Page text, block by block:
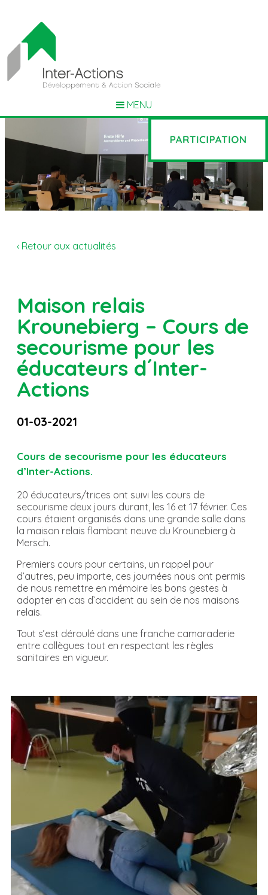
MENU
‹ Retour aux actualités
Maison relais
Krounebierg – Cours de
secourisme pour les
éducateurs d´Inter-
Actions
01-03-2021
Cours de secourisme pour les éducateurs
d’Inter-Actions.
20 éducateurs/trices ont suivi les cours de
secourisme deux jours durant, les 16 et 17 février. Ces
cours étaient organisés dans une grande salle dans
la maison relais flambant neuve du Krounebierg à
Mersch.
Premiers cours pour certains, un rappel pour
d’autres, peu importe, ces journées nous ont permis
de nous remettre en mémoire les bons gestes à
adopter en cas d’accident au sein de nos maisons
relais.
Tout s’est déroulé dans une franche camaraderie
entre collègues tout en respectant les règles
sanitaires en vigueur.